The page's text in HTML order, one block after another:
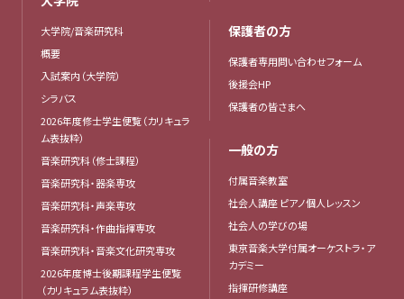
大学院/音楽研究科
概要
入試案内（大学院）
シラバス
2026年度修士学生便覧（カリキュラ
ム表抜粋）
音楽研究科（修士課程）
音楽研究科・器楽専攻
音楽研究科・声楽専攻
音楽研究科・作曲指揮専攻
音楽研究科・音楽文化研究専攻
2026年度博士後期課程学生便覧
（カリキュラム表抜粋）
保護者の方
保護者専用問い合わせフォーム
後援会HP
保護者の皆さまへ
一般の方
付属音楽教室
社会人講座 ピアノ個人レッスン
社会人の学びの場
東京音楽大学付属オーケストラ・ア
カデミー
指揮研修講座